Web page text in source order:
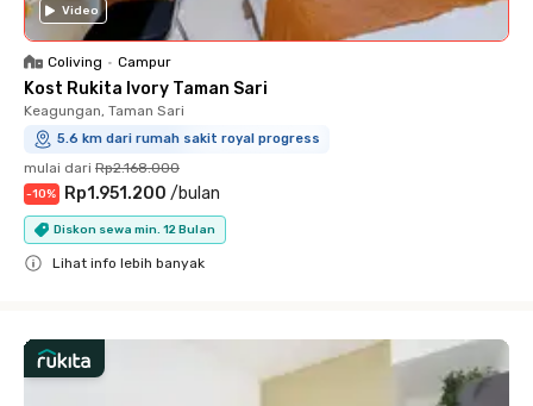
Video
Coliving • Campur
Kost Rukita Ivory Taman Sari
Keagungan, Taman Sari
5.6 km dari rumah sakit royal progress
mulai dari Rp2.168.000
-10% Rp1.951.200 /bulan
Diskon sewa min. 12 Bulan
Lihat info lebih banyak